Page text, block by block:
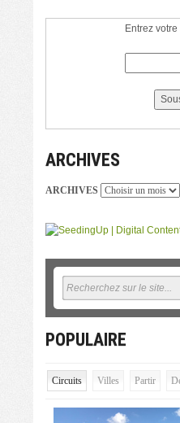
Entrez
ARCHIVES
ARCHIVES
POPULAIRE
Circuits Villes Partir